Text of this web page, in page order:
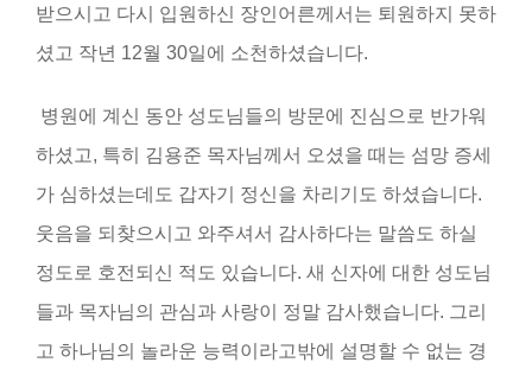
받으시고 다시 입원하신 장인어른께서는 퇴원하지 못하
셨고 작년 12월 30일에 소천하셨습니다.
병원에 계신 동안 성도님들의 방문에 진심으로 반가워
하셨고, 특히 김용준 목자님께서 오셨을 때는 섬망 증세
가 심하셨는데도 갑자기 정신을 차리기도 하셨습니다.
웃음을 되찾으시고 와주셔서 감사하다는 말씀도 하실
정도로 호전되신 적도 있습니다. 새 신자에 대한 성도님
들과 목자님의 관심과 사랑이 정말 감사했습니다. 그리
고 하나님의 놀라운 능력이라고밖에 설명할 수 없는 경